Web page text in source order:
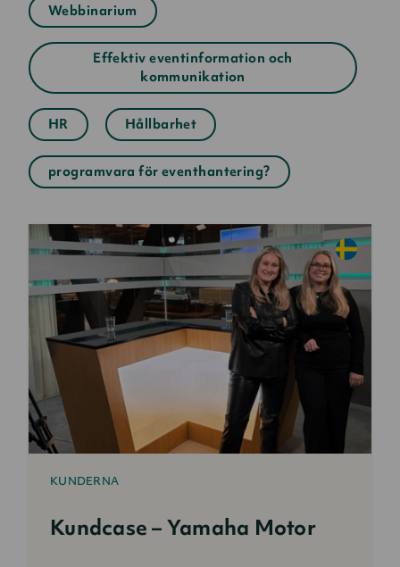
Webbinarium
Effektiv eventinformation och
kommunikation
HR Hållbarhet
programvara för eventhantering?
KUNDERNA
Kundcase – Yamaha Motor